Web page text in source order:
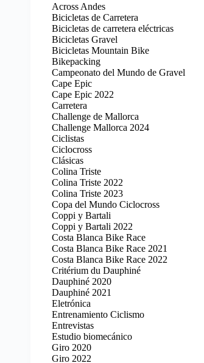
Across Andes
Bicicletas de Carretera
Bicicletas de carretera eléctricas
Bicicletas Gravel
Bicicletas Mountain Bike
Bikepacking
Campeonato del Mundo de Gravel
Cape Epic
Cape Epic 2022
Carretera
Challenge de Mallorca
Challenge Mallorca 2024
Ciclistas
Ciclocross
Clásicas
Colina Triste
Colina Triste 2022
Colina Triste 2023
Copa del Mundo Ciclocross
Coppi y Bartali
Coppi y Bartali 2022
Costa Blanca Bike Race
Costa Blanca Bike Race 2021
Costa Blanca Bike Race 2022
Critérium du Dauphiné
Dauphiné 2020
Dauphiné 2021
Eletrónica
Entrenamiento Ciclismo
Entrevistas
Estudio biomecánico
Giro 2020
Giro 2022